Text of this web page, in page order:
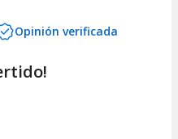
Opinión verificada